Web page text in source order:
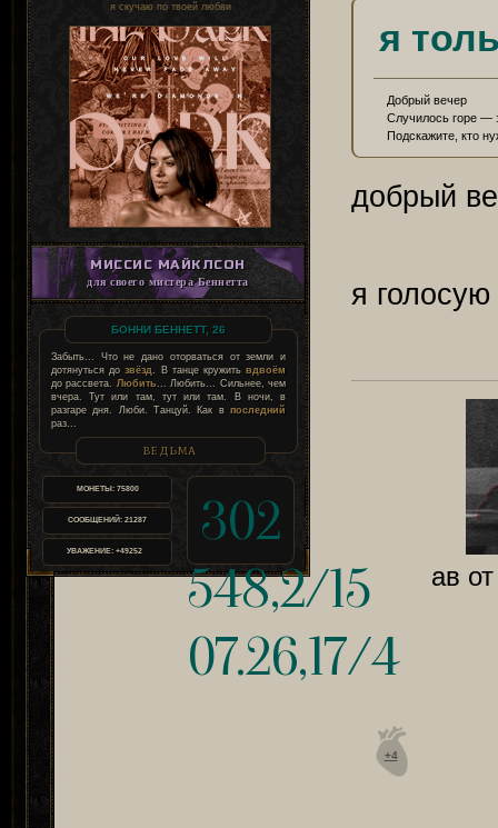
я скучаю по твоей любви
МИССИС МАЙКЛСОН
для своего мистера Беннетта
БОННИ БЕННЕТТ, 26
Забыть... Что не дано оторваться от земли и
дотянуться дозвёзд. В танце кружитьвдвоём
до рассвета. Любить... Любить... Сильнее, чем
вчера. Тут или там, тут или там. В ночи, в
разгаре дня. Люби. Танцуй. Как в последний
раз...
ВЕДЬМА
МОНЕТЫ:75800
СООБЩЕНИЙ: 21287
УВАЖЕНИЕ: +49252
302
548,2/15
07.26,17/4
я
Добрый вечер
Случилось горе —
Подскажите, кто
добрый
я
ав
+4